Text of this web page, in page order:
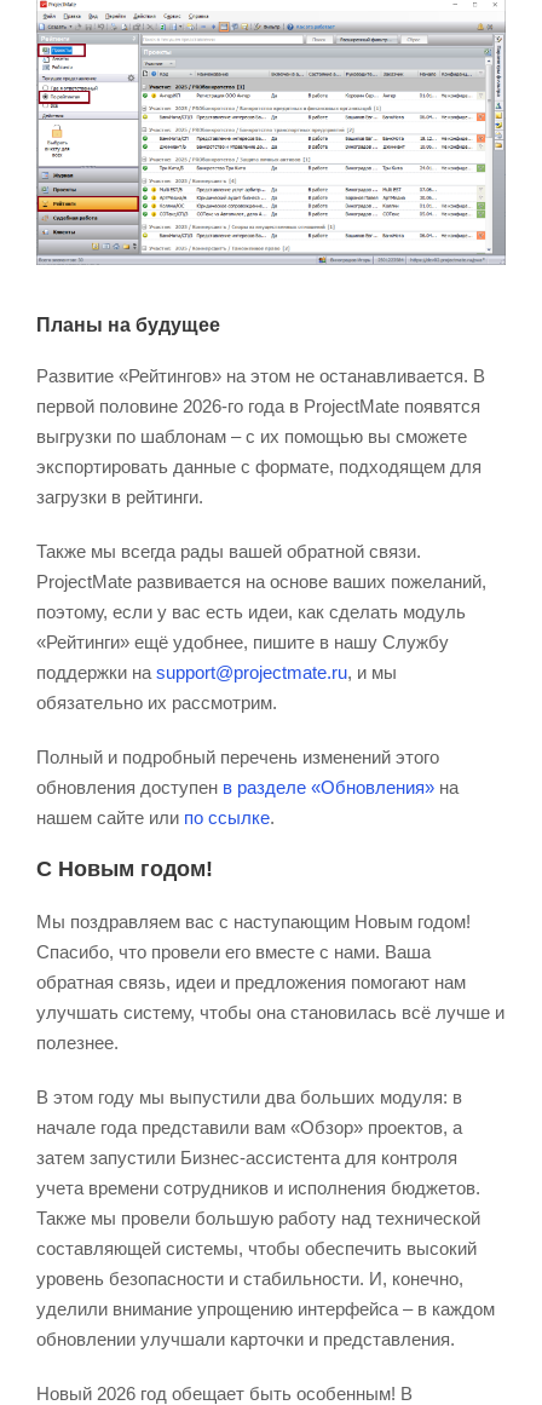
Планы на будущее
Развитие «Рейтингов» на этом не останавливается. В
первой половине 2026-го года в ProjectMate появятся
выгрузки по шаблонам – с их помощью вы сможете
экспортировать данные с формате, подходящем для
загрузки в рейтинги.
Также мы всегда рады вашей обратной связи.
ProjectMate развивается на основе ваших пожеланий,
поэтому, если у вас есть идеи, как сделать модуль
«Рейтинги» ещё удобнее, пишите в нашу Службу
поддержки на support@projectmate.ru, и мы
обязательно их рассмотрим.
Полный и подробный перечень изменений этого
обновления доступен в разделе «Обновления» на
нашем сайте или по ссылке.
С Новым годом!
Мы поздравляем вас с наступающим Новым годом!
Спасибо, что провели его вместе с нами. Ваша
обратная связь, идеи и предложения помогают нам
улучшать систему, чтобы она становилась всё лучше и
полезнее.
В этом году мы выпустили два больших модуля: в
начале года представили вам «Обзор» проектов, а
затем запустили Бизнес-ассистента для контроля
учета времени сотрудников и исполнения бюджетов.
Также мы провели большую работу над технической
составляющей системы, чтобы обеспечить высокий
уровень безопасности и стабильности. И, конечно,
уделили внимание упрощению интерфейса – в каждом
обновлении улучшали карточки и представления.
Новый 2026 год обещает быть особенным! В